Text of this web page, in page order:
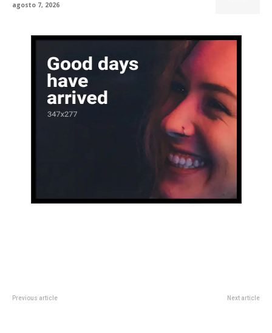
agosto 7, 2026
Previous article Next article